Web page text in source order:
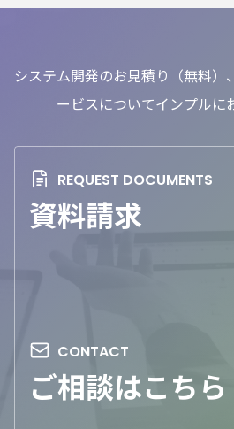
システム開発のお見積り（無料
ービスについてインプルに
資料請求
ご相談はこちら